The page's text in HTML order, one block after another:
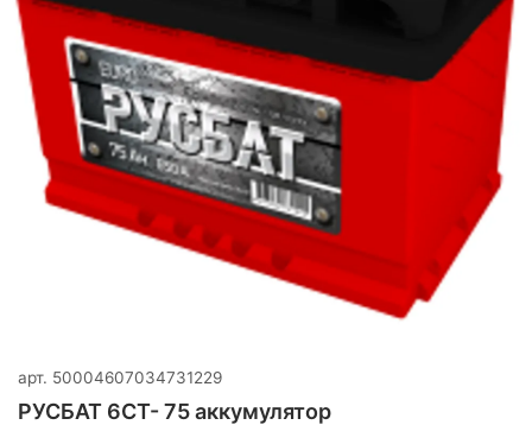
арт. 50004607034731229
РУСБАТ 6CT- 75 аккумулятор